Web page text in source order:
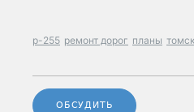
р-255 ремонт дорог планы
ОБСУДИТЬ